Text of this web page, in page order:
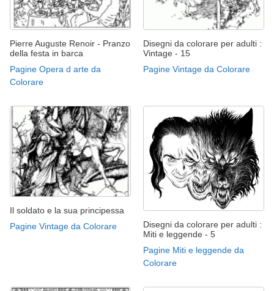
Pierre Auguste Renoir - Pranzo
della festa in barca
Pagine Opera d arte da
Colorare
Disegni da colorare per adulti :
Vintage - 15
Pagine Vintage da Colorare
Il soldato e la sua principessa
Pagine Vintage da Colorare
Disegni da colorare per adulti :
Miti e leggende - 5
Pagine Miti e leggende da
Colorare